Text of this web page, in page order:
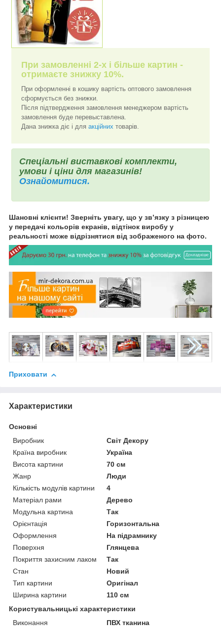
При замовленні 2-х і більше картин -
отримаєте знижку 10%.
При оформленні в кошику вартість оптового замовлення
сформується без знижки.
Після підтвердження замовлення менеджером вартість
замовлення буде перевыставлена.
Дана знижка діє і для акційних товарів.
Спеціальні виставкові комплекти,
умови і ціни для магазинів!
Ознайомитися.
Шановні клієнти! Зверніть увагу, що у зв’язку з різницею
у передачі кольорів екранів, відтінок виробу у
реальності може відрізнятися від зображеного на фото.
Приховати
Характеристики
Основні
Виробник
Світ Декору
Країна виробник
Україна
Висота картини
70 см
Жанр
Люди
Кількість модулів картини
4
Матеріал рами
Дерево
Модульна картина
Так
Орієнтація
Горизонтальна
Оформлення
На підрамнику
Поверхня
Глянцева
Покриття захисним лаком
Так
Стан
Новий
Тип картини
Оригінал
Ширина картини
110 см
Користувальницькі характеристики
Виконання
ПВХ тканина